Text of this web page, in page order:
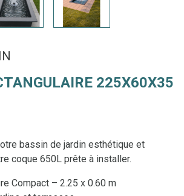
225X60X35
bassin de jardin esthétique et
coque 650L prête à installer.
Compact – 2.25 x 0.60 m